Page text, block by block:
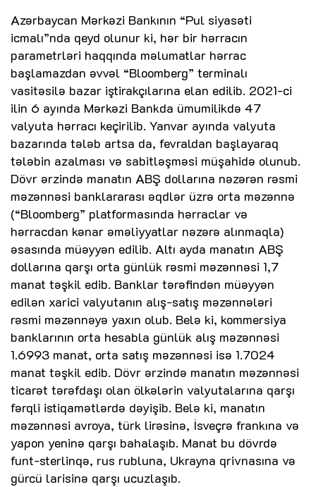
Azərbaycan Mərkəzi Bankının “Pul siyasəti
icmalı”nda qeyd olunur ki, hər bir hərracın
parametrləri haqqında məlumatlar hərrac
başlamazdan əvvəl “Bloomberg” terminalı
vasitəsilə bazar iştirakçılarına elan edilib. 2021-ci
ilin 6 ayında Mərkəzi Bankda ümumilikdə 47
valyuta hərracı keçirilib. Yanvar ayında valyuta
bazarında tələb artsa da, fevraldan başlayaraq
tələbin azalması və sabitləşməsi müşahidə olunub.
Dövr ərzində manatın ABŞ dollarına nəzərən rəsmi
məzənnəsi banklararası əqdlər üzrə orta məzənnə
(“Bloomberg” platformasında hərraclar və
hərracdan kənar əməliyyatlar nəzərə alınmaqla)
əsasında müəyyən edilib. Altı ayda manatın ABŞ
dollarına qarşı orta günlük rəsmi məzənnəsi 1,7
manat təşkil edib. Banklar tərəfindən müəyyən
edilən xarici valyutanın alış-satış məzənnələri
rəsmi məzənnəyə yaxın olub. Belə ki, kommersiya
banklarının orta hesabla günlük alış məzənnəsi
1.6993 manat, orta satış məzənnəsi isə 1.7024
manat təşkil edib. Dövr ərzində manatın məzənnəsi
ticarət tərəfdaşı olan ölkələrin valyutalarına qarşı
fərqli istiqamətlərdə dəyişib. Belə ki, manatın
məzənnəsi avroya, türk lirəsinə, İsveçrə frankına və
yapon yeninə qarşı bahalaşıb. Manat bu dövrdə
funt-sterlinqə, rus rubluna, Ukrayna qrivnasına və
gürcü larisinə qarşı ucuzlaşıb.